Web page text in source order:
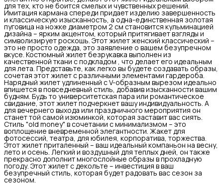
для тех, кто не боится смелых и чувственных решений.
Имитация кармана спереди придает изделию завершенность
и классическую изысканность, а одна-единственная золотая
пуговица на ножке диаметром 2 см становится кульминацией
дизайна – ярким акцентом, который притягивает взгляды и
символизирует роскошь. Этот жилет женский классический –
это не просто одежда, это заявление о вашем безупречном
вкусе. Костюмный жилет безрукавка выполнен из
качественной ткани с подкладом , что делает его идеальным
для лета. Представьте, как легко вы будете создавать образы,
сочетая этот жилет с различными элементами гардероба.
Нарядный жилет удлиненный с V-образным вырезом идеально
впишется в повседневный стиль, добавив изысканности вашим
будням. Будь то университетская пара или романтическое
свидание, этот жилет подчеркнет вашу индивидуальность. А
для вечернего выхода или праздничного мероприятия он
станет той самой изюминкой, которая заставит вас сиять.
Стиль "old money" в сочетании с минимализмом – это
воплощение вневременной элегантности. Жакет для
фотосессий, театра, для юбилея, корпоратива, торжества.
Этот жилет приталенный – ваш идеальный компаньон на весну,
лето и осень. Легкий и воздушный для теплых дней, он также
прекрасно дополнит многослойные образы в прохладную
погоду. Этот жилет с декольте – инвестиция в ваш
безупречный стиль, которая будет радовать вас сезон за
сезоном.